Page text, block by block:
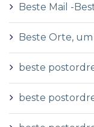
Beste Mail -
Beste Orte,
beste
beste